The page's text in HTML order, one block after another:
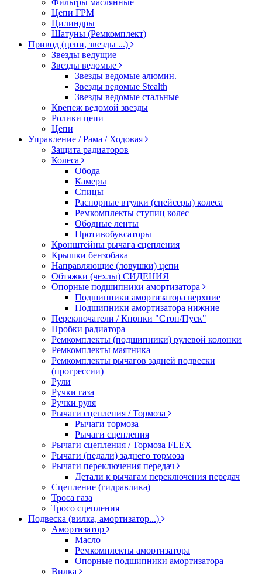
Фильтры маслянные
Цепи ГРМ
Цилиндры
Шатуны (Ремкомплект)
Привод (цепи, звезды ...)
Звезды ведущие
Звезды ведомые
Звезды ведомые алюмин.
Звезды ведомые Stealth
Звезды ведомые стальные
Крепеж ведомой звезды
Ролики цепи
Цепи
Управление / Рама / Ходовая
Защита радиаторов
Колеса
Обода
Камеры
Спицы
Распорные втулки (спейсеры) колеса
Ремкомплекты ступиц колес
Ободные ленты
Противобуксаторы
Кронштейны рычага сцепления
Крышки бензобака
Направляющие (ловушки) цепи
Обтяжки (чехлы) СИДЕНИЯ
Опорные подшипники амортизатора
Подшипники амортизатора верхние
Подшипники амортизатора нижние
Переключатели / Кнопки "Стоп/Пуск"
Пробки радиатора
Ремкомплекты (подшипники) рулевой колонки
Ремкомплекты маятника
Ремкомплекты рычагов задней подвески
(прогрессии)
Рули
Ручки газа
Ручки руля
Рычаги сцепления / Тормоза
Рычаги тормоза
Рычаги сцепления
Рычаги сцепления / Тормоза FLEX
Рычаги (педали) заднего тормоза
Рычаги переключения передач
Детали к рычагам переключения передач
Сцепление (гидравлика)
Троса газа
Тросо сцепления
Подвеска (вилка, амортизатор...)
Амортизатор
Масло
Ремкомплекты амортизатора
Опорные подшипники амортизатора
Вилка